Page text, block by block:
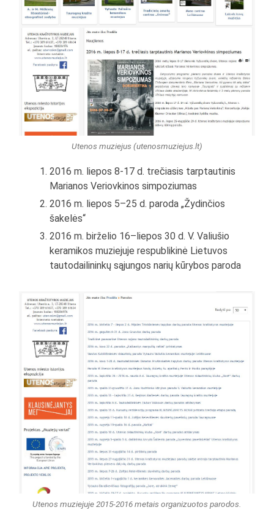
Utenos muziejus (utenosmuziejus.lt)
2016 m. liepos 8-17 d. trečiasis tarptautinis
Marianos Veriovkinos simpoziumas
2016 m. liepos 5–25 d. paroda „Žydinčios
šakelės“
2016 m. birželio 16–liepos 30 d. V. Valiušio
keramikos muziejuje respublikinė Lietuvos
tautodailininkų sąjungos narių kūrybos paroda
Utenos muziejuje 2015-2016 metais organizuotos parodos.